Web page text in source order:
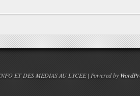
ET DES MEDIAS AU LYCEE | Powered by